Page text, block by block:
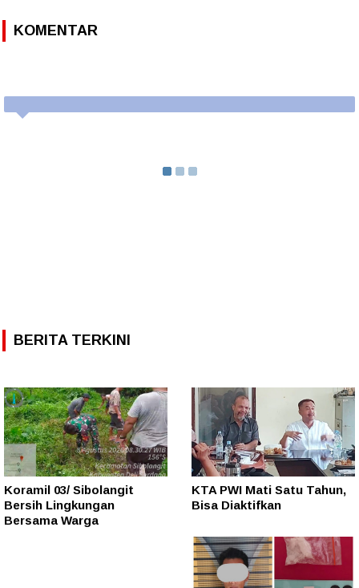
KOMENTAR
BERITA TERKINI
Koramil 03/ Sibolangit
Bersih Lingkungan
Bersama Warga
KTA PWI Mati Satu Tahun,
Bisa Diaktifkan